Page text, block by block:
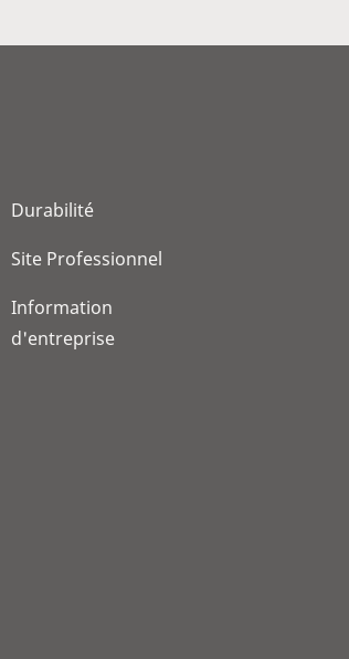
Durabilité
Site Professionnel
Information
d'entreprise